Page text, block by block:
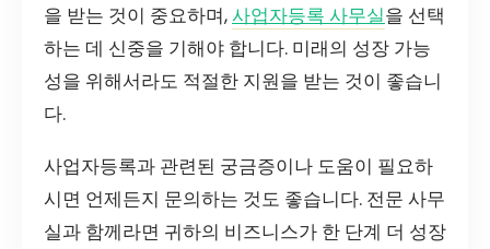
을 받는 것이 중요하며,사업자등록 사무실을 선택
하는 데 신중을 기해야 합니다. 미래의 성장 가능
성을 위해서라도 적절한 지원을 받는 것이 좋습니
다.
사업자등록과 관련된 궁금증이나 도움이 필요하
시면 언제든지 문의하는 것도 좋습니다. 전문 사무
실과 함께라면 귀하의 비즈니스가 한 단계 더 성장